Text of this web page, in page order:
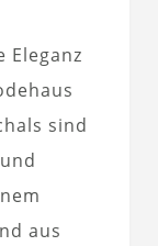
Eleganz
sind
aus